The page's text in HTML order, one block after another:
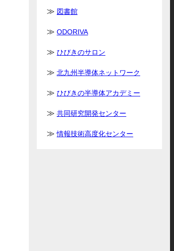
図書館
ODORIVA
ひびきのサロン
北九州半導体ネットワーク
ひびきの半導体アカデミー
共同研究開発センター
情報技術高度化センター